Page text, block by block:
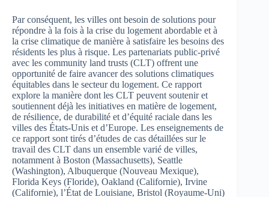
Par conséquent, les villes ont besoin de solutions pour
répondre à la fois à la crise du logement abordable et à
la crise climatique de manière à satisfaire les besoins des
résidents les plus à risque. Les partenariats public-privé
avec les community land trusts (CLT) offrent une
opportunité de faire avancer des solutions climatiques
équitables dans le secteur du logement. Ce rapport
explore la manière dont les CLT peuvent soutenir et
soutiennent déjà les initiatives en matière de logement,
de résilience, de durabilité et d’équité raciale dans les
villes des États-Unis et d’Europe. Les enseignements de
ce rapport sont tirés d’études de cas détaillées sur le
travail des CLT dans un ensemble varié de villes,
notamment à Boston (Massachusetts), Seattle
(Washington), Albuquerque (Nouveau Mexique),
Florida Keys (Floride), Oakland (Californie), Irvine
(Californie), l’État de Louisiane, Bristol (Royaume-Uni)